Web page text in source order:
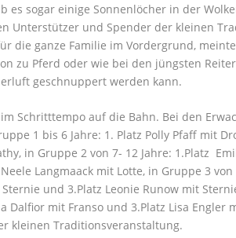
es sogar einige Sonnenlöcher in der
Unterstützer und Spender der kleinen
die ganze Familie im Vordergrund,
zu Pferd oder wie bei den jüngsten
geschnuppert werden kann.
Schritttempo auf die Bahn. Bei den
1 bis 6 Jahre: 1. Platz Polly Pfaff mit
in Gruppe 2 von 7- 12 Jahre: 1.Platz
Langmaack mit Lotte, in Gruppe 3 von
und 3.Platz Leonie Runow mit
Dalfior mit Franso und 3.Platz Lisa
kleinen Traditionsveranstaltung.